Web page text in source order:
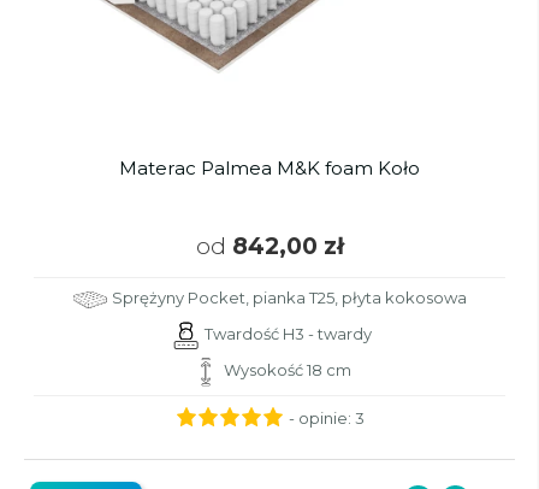
Materac Palmea M&K foam Koło
od 842,00 zł
Sprężyny Pocket, pianka T25, płyta kokosowa
Twardość H3 - twardy
Wysokość 18 cm
- opinie: 3